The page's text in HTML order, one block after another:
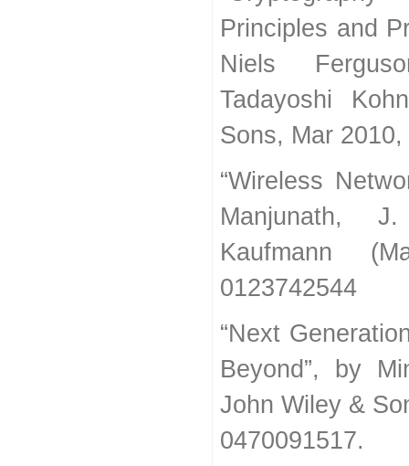
Principles and
Niels
Tadayoshi
Sons, Mar
“Wireless
Manjunath,
Kaufmann
0123742544
“Next
Beyond”, by
John Wiley &
0470091517.